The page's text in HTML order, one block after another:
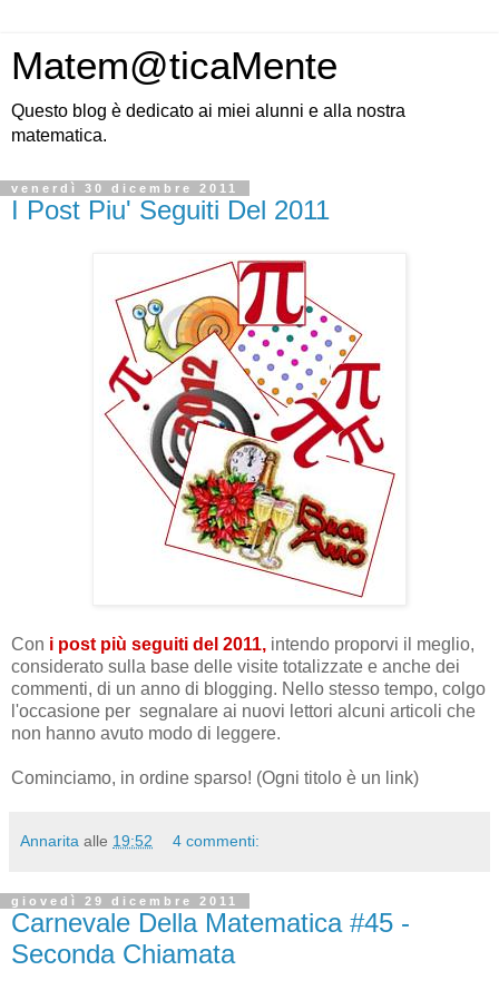
Matem@ticaMente
Questo blog è dedicato ai miei alunni e alla nostra
matematica.
venerdì 30 dicembre 2011
I Post Piu' Seguiti Del 2011
Con i post più seguiti del 2011, intendo proporvi il meglio,
considerato sulla base delle visite totalizzate e anche dei
commenti, di un anno di blogging. Nello stesso tempo, colgo
l'occasione per segnalare ai nuovi lettori alcuni articoli che
non hanno avuto modo di leggere.
Cominciamo, in ordine sparso! (Ogni titolo è un link)
Annarita alle 19:52 4 commenti:
giovedì 29 dicembre 2011
Carnevale Della Matematica #45 -
Seconda Chiamata